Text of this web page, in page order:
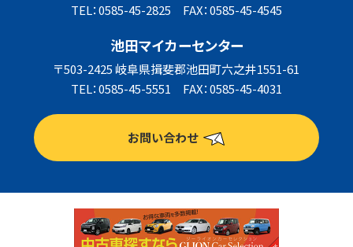
TEL：0585-45-2825 FAX：0585-45-4545
池田マイカーセンター
〒503-2425 岐阜県揖斐郡池田町六之井1551-61
TEL：0585-45-5551 FAX：0585-45-4031
お問い合わせ